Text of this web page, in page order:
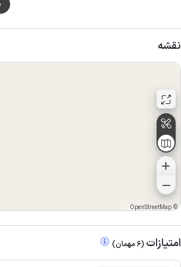
نقشه
©
OpenStreetMap
امتیازات (
6مهمان)